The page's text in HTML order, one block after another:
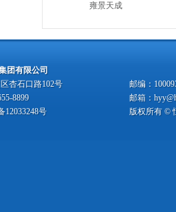
雍景天成
团有限公司
杏石口路102号
邮编：
8899
邮箱：
12033248号 版权所有 ©